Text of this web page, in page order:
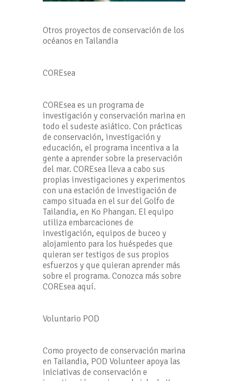
Otros proyectos de conservación de los
océanos en Tailandia
COREsea
COREsea es un programa de
investigación y conservación marina en
todo el sudeste asiático. Con prácticas
de conservación, investigación y
educación, el programa incentiva a la
gente a aprender sobre la preservación
del mar. COREsea lleva a cabo sus
propias investigaciones y experimentos
con una estación de investigación de
campo situada en el sur del Golfo de
Tailandia, en Ko Phangan. El equipo
utiliza embarcaciones de
investigación, equipos de buceo y
alojamiento para los huéspedes que
quieran ser testigos de sus propios
esfuerzos y que quieran aprender más
sobre el programa. Conozca más sobre
COREsea aquí.
Voluntario POD
Como proyecto de conservación marina
en Tailandia, POD Volunteer apoya las
iniciativas de conservación e